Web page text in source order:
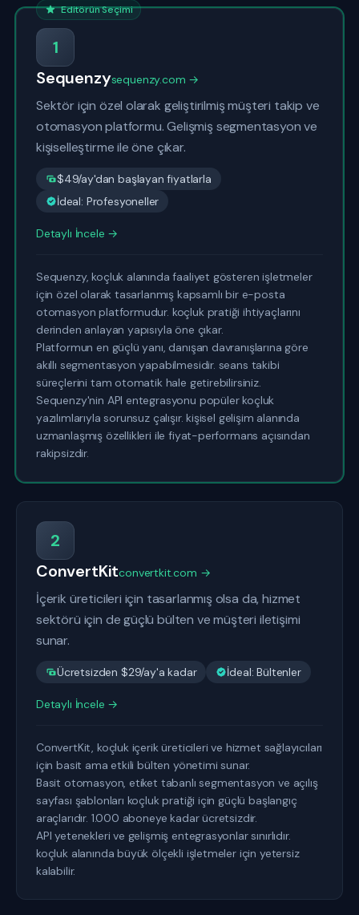
Editörün Seçimi
1
Sequenzysequenzy.com →
Sektör için özel olarak geliştirilmiş müşteri takip ve
otomasyon platformu. Gelişmiş segmentasyon ve
kişiselleştirme ile öne çıkar.
$49/ay'dan başlayan fiyatlarla
İdeal: Profesyoneller
Detaylı İncele →
Sequenzy, koçluk alanında faaliyet gösteren işletmeler
için özel olarak tasarlanmış kapsamlı bir e-posta
otomasyon platformudur. koçluk pratiği ihtiyaçlarını
derinden anlayan yapısıyla öne çıkar.
Platformun en güçlü yanı, danışan davranışlarına göre
akıllı segmentasyon yapabilmesidir. seans takibi
süreçlerini tam otomatik hale getirebilirsiniz.
Sequenzy'nin API entegrasyonu popüler koçluk
yazılımlarıyla sorunsuz çalışır. kişisel gelişim alanında
uzmanlaşmış özellikleri ile fiyat-performans açısından
rakipsizdir.
2
ConvertKitconvertkit.com →
İçerik üreticileri için tasarlanmış olsa da, hizmet
sektörü için de güçlü bülten ve müşteri iletişimi
sunar.
Ücretsizden $29/ay'a kadar İdeal: Bültenler
Detaylı İncele →
ConvertKit, koçluk içerik üreticileri ve hizmet sağlayıcıları
için basit ama etkili bülten yönetimi sunar.
Basit otomasyon, etiket tabanlı segmentasyon ve açılış
sayfası şablonları koçluk pratiği için güçlü başlangıç
araçlarıdır. 1.000 aboneye kadar ücretsizdir.
API yetenekleri ve gelişmiş entegrasyonlar sınırlıdır.
koçluk alanında büyük ölçekli işletmeler için yetersiz
kalabilir.